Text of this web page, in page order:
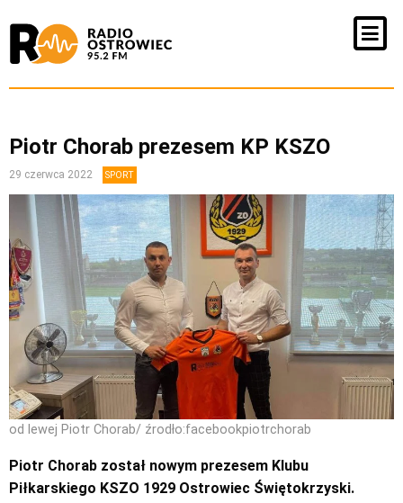
Piotr Chorab prezesem KP KSZO
29 czerwca 2022 SPORT
od lewej Piotr Chorab/ źrodło:facebookpiotrchorab
Piotr Chorab został nowym prezesem Klubu
Piłkarskiego KSZO 1929 Ostrowiec Świętokrzyski.